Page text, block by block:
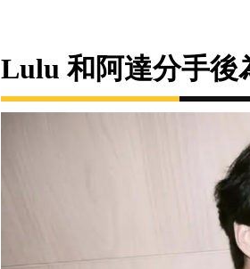
Lulu 和阿達分手後